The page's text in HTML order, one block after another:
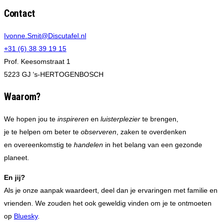
Contact
Ivonne.Smit@Discutafel.nl
+31 (6) 38 39 19 15
Prof. Keesomstraat 1
5223 GJ ‘s-HERTOGENBOSCH
Waarom?
We hopen jou te inspireren en luisterplezier te brengen,
je te helpen om beter te observeren , zaken te overdenken
en overeenkomstig te handelen in het belang van een gezonde
planeet.
En jij?
Als je onze aanpak waardeert, deel dan je ervaringen met familie en
vrienden. We zouden het ook geweldig vinden om je te ontmoeten
op Bluesky.